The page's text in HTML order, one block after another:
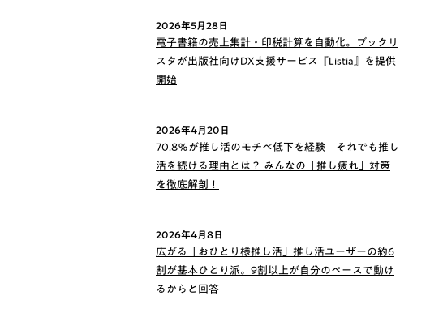
2026年5月28日
電子書籍の売上集計・印税計算を自動化。ブックリ
スタが出版社向けDX支援サービス『Listia』を提供
開始
2026年4月20日
70.8％が推し活のモチベ低下を経験 それでも推し
活を続ける理由とは？ みんなの「推し疲れ」対策
を徹底解剖！
2026年4月8日
広がる「おひとり様推し活」推し活ユーザーの約6
割が基本ひとり派。9割以上が自分のペースで動け
るからと回答